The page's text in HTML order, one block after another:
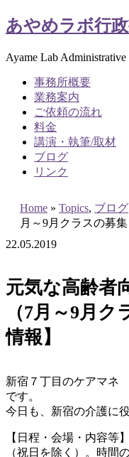
あやめラボ行
Ayame Lab
事務所概要
業務案内
ご依頼の流れ
料金
講演・執筆/取材
ブログ
リンク
Home » Topics, ブログ
月～9月クラスの募集
22.05.2019
元気な高齢者
（7月～9月
情報】
新宿７丁目のケアマネ
です。
今日も、新宿の介護に
【日程・会場・内容等
（祝日を除く）。時間